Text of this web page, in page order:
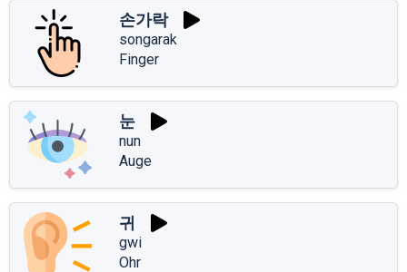
손가락
songarak
Finger
눈
nun
Auge
귀
gwi
Ohr